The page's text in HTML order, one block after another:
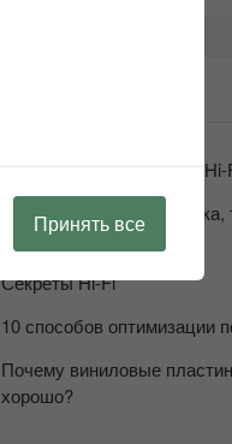
Возьмите друга в салон Hi-
Чем дороже
звучит?
Секреты Hi-Fi
10 способов оптимизации
Почему виниловые
хорошо?
Принять все